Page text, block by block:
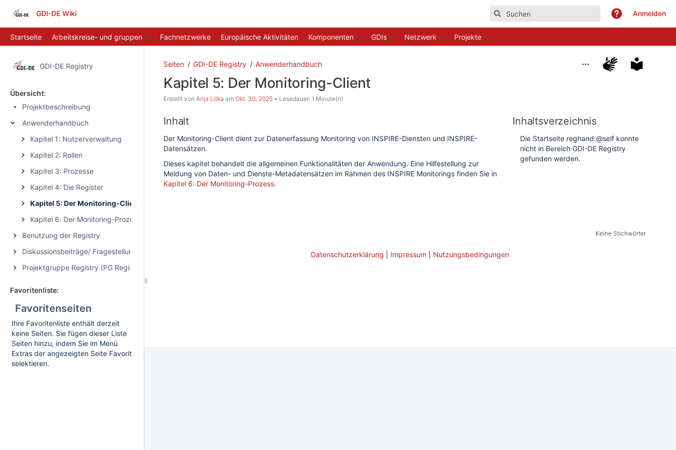
GDI-DE Wiki Anmelden
Startseite Arbeitskreise- und gruppen Fachnetzwerke Europäische Aktivitäten Komponenten GDIs Netzwerk Projekte
GDI-DE Registry
Übersicht:
Projektbeschreibung
Anwenderhandbuch
Kapitel 1: Nutzerverwaltung
Kapitel 2: Rollen
Kapitel 3: Prozesse
Kapitel 4: Die Register
Kapitel 5: Der Monitoring-Client
Kapitel 6: Der Monitoring-Prozess
Benutzung der Registry
Diskussionsbeiträge/ Fragestellungen
Projektgruppe Registry (PG Registry)
Favoritenliste:
Favoritenseiten
Ihre Favoritenliste enthält derzeit
keine Seiten. Sie fügen dieser Liste
Seiten hinzu, indem Sie im Menü
Extras der angezeigten Seite Favorit
selektieren.
Seiten GDI-DE Registry Anwenderhandbuch
Kapitel 5: Der Monitoring-Client
Erstellt von Anja Litka am Okt. 30, 2025 Lesedauer: 1 Minute(n)
Inhalt
Der Monitoring-Client dient zur Datenerfassung Monitoring von INSPIRE-Diensten und INSPIRE-
Datensätzen.
Dieses kapitel behandelt die allgemeinen Funktionalitäten der Anwendung. Eine Hilfestellung zur
Meldung von Daten- und Dienste-Metadatensätzen im Rahmen des INSPIRE Monitorings finden Sie in
Kapitel 6: Der Monitoring-Prozess.
Inhaltsverzeichnis
Die Startseite reghand:@self konnte
nicht in Bereich GDI-DE Registry
gefunden werden.
Keine Stichwörter
Datenschutzerklärung Impressum Nutzungsbedingungen